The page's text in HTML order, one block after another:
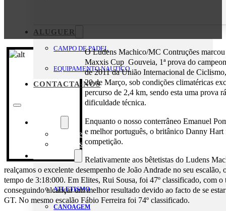
ALUGUER
CAMPO DE PADEL
EQUIPAMENTO NAUTICO
CONTACTA-NOS
Mensagem da Direção
Estatutos
ATLETISMO
CANOAGEM
O Ludens Machico/MC Contruções marcou
Maxxis Cup Gouveia, 1ª prova do
de 2011 da União Internacional de
20 de Março, sob condições climatéricas
percurso de 2,4 km, sendo esta uma prova
dificuldade técnica.
Enquanto o nosso conterrâneo Emanuel
e melhor português, o britânico Danny
competição.
Relativamente aos bêtetistas do Ludens
realçamos o excelente desempenho de João Andrade no seu
tempo de 3:18:000. Em Elites, Rui Sousa, foi 47º classificado, com o
conseguindo alcançar um melhor resultado devido ao facto de se
GT. No mesmo escalão Fábio Ferreira foi 74º classificado.